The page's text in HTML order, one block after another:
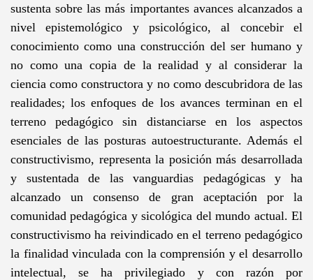
sustenta sobre las más importantes avances alcanzados a
nivel epistemológico y psicológico, al concebir el
conocimiento como una construcción del ser humano y
no como una copia de la realidad y al considerar la
ciencia como constructora y no como descubridora de las
realidades; los enfoques de los avances terminan en el
terreno pedagógico sin distanciarse en los aspectos
esenciales de las posturas autoestructurante. Además el
constructivismo, representa la posición más desarrollada
y sustentada de las vanguardias pedagógicas y ha
alcanzado un consenso de gran aceptación por la
comunidad pedagógica y sicológica del mundo actual. El
constructivismo ha reivindicado en el terreno pedagógico
la finalidad vinculada con la comprensión y el desarrollo
intelectual, se ha privilegiado y con razón por